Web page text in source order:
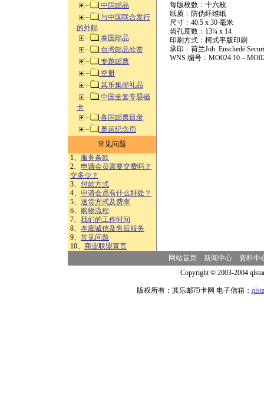
中国邮品
与中国联合发行
的外邮
泰国邮品
台湾邮品欣赏
专题邮票
空册
其乐集邮礼品
中国全套专题磁
卡
各国邮票目录
奥运纪念币
常见问题
1、 服务条款
2、 申请会员需要交费吗？
交多少？
3、 付款方式
4、 申请会员有什么好处？
5、 送货方式及费率
6、 购物流程
7、 我们的工作时间
8、 本廊诚信及售后服务
9、 常见问题
10、 商业联盟宣言
每版枚数﹕十六枚
纸质﹕防伪纤维纸
尺寸﹕40.5 x 30 毫米
齿孔度数﹕13¼ x 14
印刷方式﹕柯式平版印刷
承印﹕荷兰Joh. Enschedé
WNS 编号﹕MO024.10 –
网站首页 新闻中心
资料中
Copyright © 2003-2004
版权所有：其乐邮币卡网 电子信箱：